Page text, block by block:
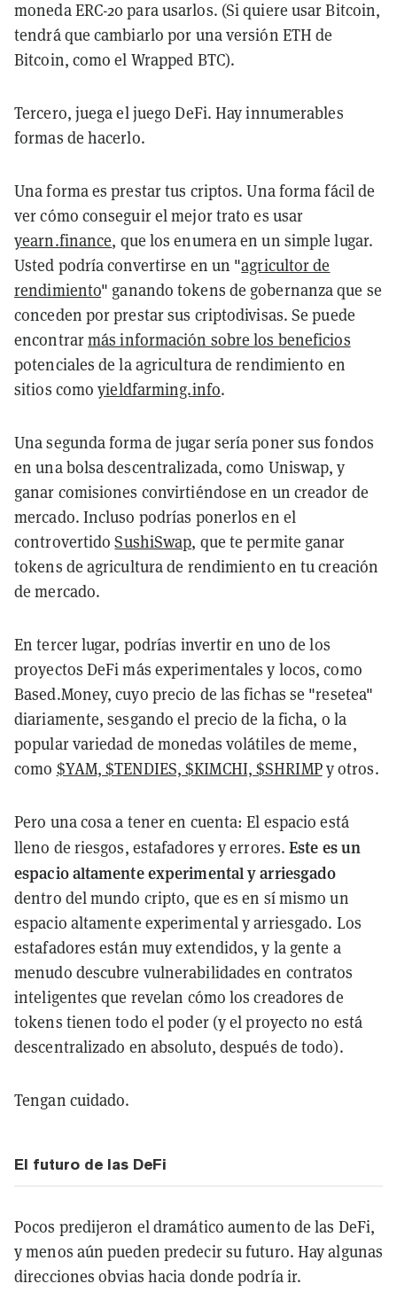
moneda ERC-20 para usarlos. (Si quiere usar Bitcoin,
tendrá que cambiarlo por una versión ETH de
Bitcoin, como el Wrapped BTC).
Tercero, juega el juego DeFi. Hay innumerables
formas de hacerlo.
Una forma es prestar tus criptos. Una forma fácil de
ver cómo conseguir el mejor trato es usar
yearn.finance, que los enumera en un simple lugar.
Usted podría convertirse en un "agricultor de
rendimiento" ganando tokens de gobernanza que se
conceden por prestar sus criptodivisas. Se puede
encontrarmás información sobre los beneficios
potenciales de la agricultura de rendimiento en
sitios comoyieldfarming.info.
Una segunda forma de jugar sería poner sus fondos
en una bolsa descentralizada, como Uniswap, y
ganar comisiones convirtiéndose en un creador de
mercado. Incluso podrías ponerlos en el
controvertidoSushiSwap, que te permite ganar
tokens de agricultura de rendimiento en tu creación
de mercado.
En tercer lugar, podrías invertir en uno de los
proyectos DeFi más experimentales y locos, como
Based.Money, cuyo precio de las fichas se "resetea"
diariamente, sesgando el precio de la ficha, o la
popular variedad de monedas volátiles de meme,
como $YAM, $TENDIES, $KIMCHI, $SHRIMPy otros.
Pero una cosa a tener en cuenta: El espacio está
lleno de riesgos, estafadores y errores.Este es un
espacio altamente experimental y arriesgado
dentro del mundo cripto, que es en sí mismo un
espacio altamente experimental y arriesgado. Los
estafadores están muy extendidos, y la gente a
menudo descubre vulnerabilidades en contratos
inteligentes que revelan cómo los creadores de
tokens tienen todo el poder (y el proyecto no está
descentralizado en absoluto, después de todo).
Tengan cuidado.
El futuro de las DeFi
Pocos predijeron el dramático aumento de las DeFi,
y menos aún pueden predecir su futuro. Hay algunas
direcciones obvias hacia donde podría ir.